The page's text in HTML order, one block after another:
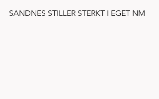
SANDNES STILLER STERKT I EGET NM